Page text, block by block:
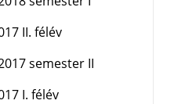
II. félév
semester II
I. félév